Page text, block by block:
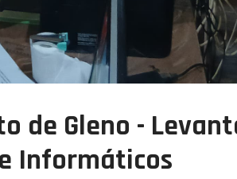
de Gleno -
Informáticos